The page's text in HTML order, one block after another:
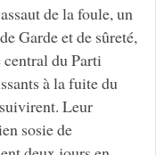
de la foule, un
Garde et de sûreté,
central du Parti
à la fuite du
Leur
sosie de